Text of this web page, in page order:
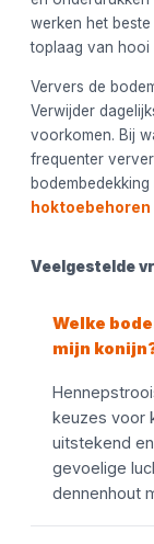
werken het
toplaag van hooi
Ververs de
Verwijder
voorkomen. Bij
frequenter
bodembedekking
hoktoebehoren
Veelgestelde
Welke
mijn
keuzes voor
uitstekend
gevoelige
dennenhout